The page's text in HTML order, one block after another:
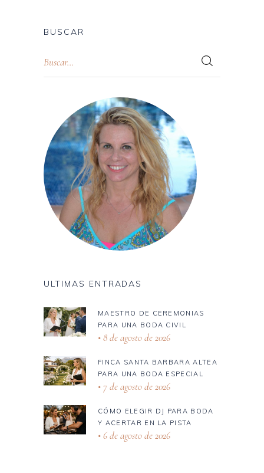
BUSCAR
ULTIMAS ENTRADAS
MAESTRO DE CEREMONIAS
PARA UNA BODA CIVIL
8 de agosto de 2026
FINCA SANTA BARBARA ALTEA
PARA UNA BODA ESPECIAL
7 de agosto de 2026
CÓMO ELEGIR DJ PARA BODA
Y ACERTAR EN LA PISTA
6 de agosto de 2026